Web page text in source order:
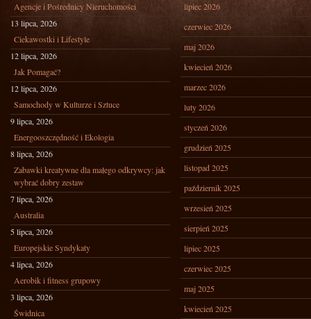
Agencje i Pośrednicy Nieruchomości
13 lipca, 2026
Ciekawostki i Lifestyle
12 lipca, 2026
Jak Pomagać?
12 lipca, 2026
Samochody w Kulturze i Sztuce
9 lipca, 2026
Energooszczędność i Ekologia
8 lipca, 2026
Zabawki kreatywne dla małego odkrywcy: jak
wybrać dobry zestaw
7 lipca, 2026
Australia
5 lipca, 2026
Europejskie Syndykaty
4 lipca, 2026
Aerobik i fitness grupowy
3 lipca, 2026
Świdnica
lipiec 2026
czerwiec 2026
maj 2026
kwiecień 2026
marzec 2026
luty 2026
styczeń 2026
grudzień 2025
listopad 2025
październik 2025
wrzesień 2025
sierpień 2025
lipiec 2025
czerwiec 2025
maj 2025
kwiecień 2025